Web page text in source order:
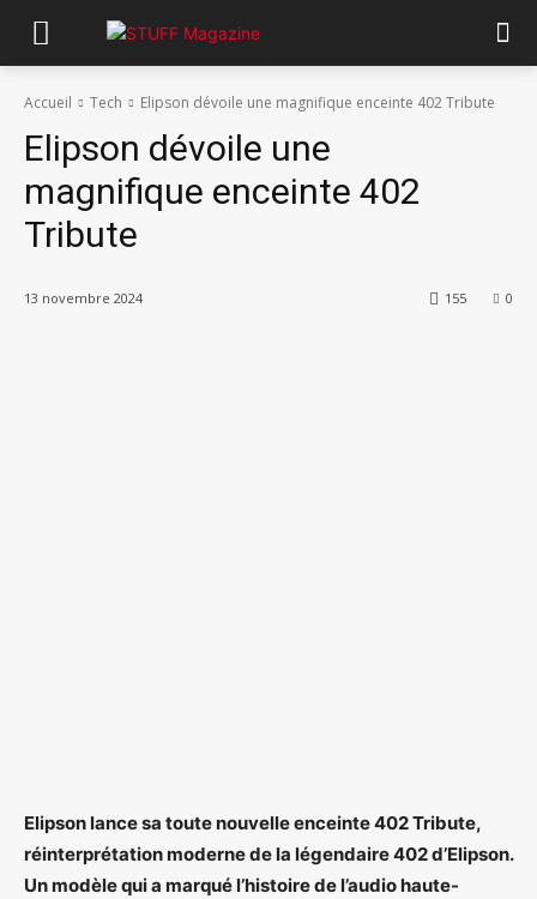
Accueil Tech Elipson dévoile une magnifique enceinte 402 Tribute
Elipson dévoile une
magnifique enceinte 402
Tribute
13 novembre 2024 0
155
Elipson lance sa toute nouvelle enceinte 402 Tribute,
réinterprétation moderne de la légendaire 402 d’Elipson.
Un modèle qui a marqué l’histoire de l’audio haute-